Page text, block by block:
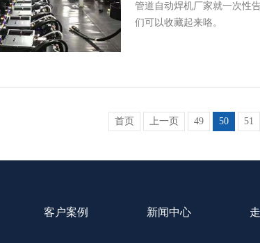
管道自动焊机厂家就一次性
们可以收藏起来咯。
首页 上一页 49 50 51
客户案例 新闻中心